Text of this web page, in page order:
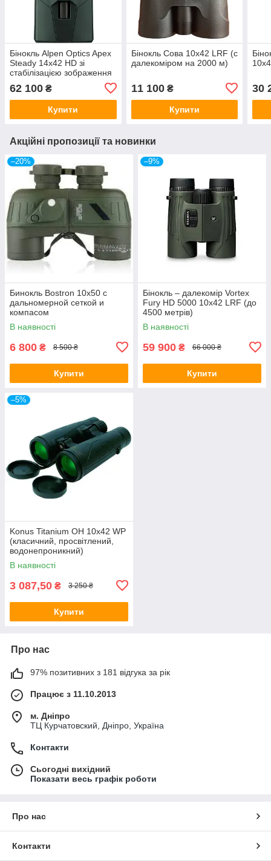
Бінокль Alpen Optics Apex
Steady 14x42 HD зі
стабілізацією зображення
62 100 ₴
Купити
Бінокль Coва 10x42 LRF (с
далекоміром на 2000 м)
11 100₴
Купити
30
Акційні пропозиції та новинки
–20%
Бинокль Bostron 10x50 с
дальномерной сеткой и
компасом
В наявності
6 800 ₴ 8 500 ₴
Купити
–9%
Бінокль – далекомір Vortex
Fury HD 5000 10х42 LRF (до
4500 метрів)
В наявності
59 900 ₴ 66 000 ₴
Купити
–5%
Konus Titanium OH 10x42 WP
(класичний, просвітлений,
водонепроникний)
В наявності
3 087,50 ₴ 3 250 ₴
Купити
Про нас
97% позитивних з 181 відгука за рік
Працює з 11.10.2013
м. Дніпро
ТЦ Курчатовский, Дніпро, Україна
Контакти
Сьогодні вихідний
Показати весь графік роботи
Про нас
Контакти